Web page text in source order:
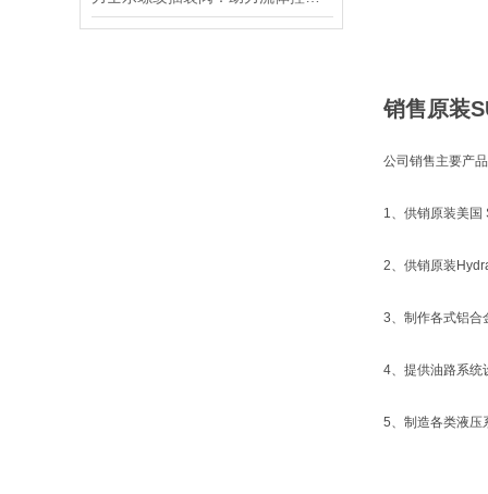
销售原装
公司销售主要产品
1、供销原装美国
2、供销原装
3、制作各式铝合
4、提供油路系统
5、制造各类液压